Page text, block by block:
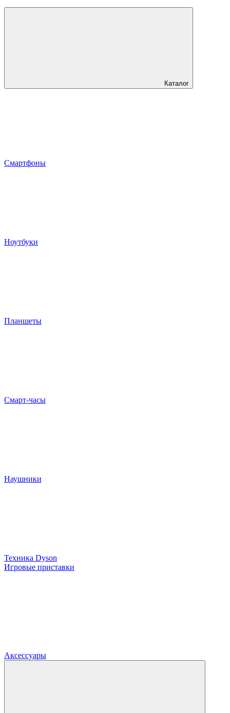
Каталог
Смартфоны
Ноутбуки
Планшеты
Смарт-часы
Наушники
Техника Dyson
Игровые приставки
Аксессуары